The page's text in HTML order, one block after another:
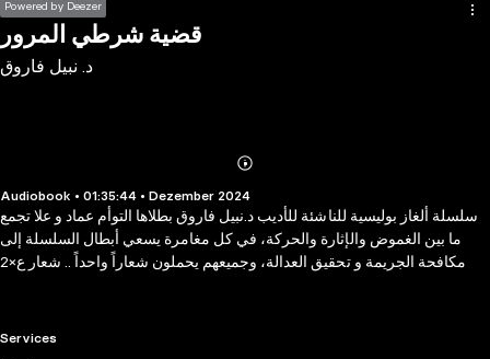
Powered by Deezer
قضية شرطي المرور
د. نبيل فاروق
Mehr
Details
Audiobook • 01:35:44 • Dezember 2024
سلسلة ألغاز بوليسية للناشئة للأديب د.نبيل فاروق بطلاها التوأم عماد و علا تجمع
ما بين الغموض والإثارة والحركة، في كل مغامرة يسعي أبطال السلسلة إلى
مكافحة الجريمة و تحقيق العدالة، وجميعهم يحملون شعاراً واحداً .. شعار ع×2
RTL+ useful links.
Services